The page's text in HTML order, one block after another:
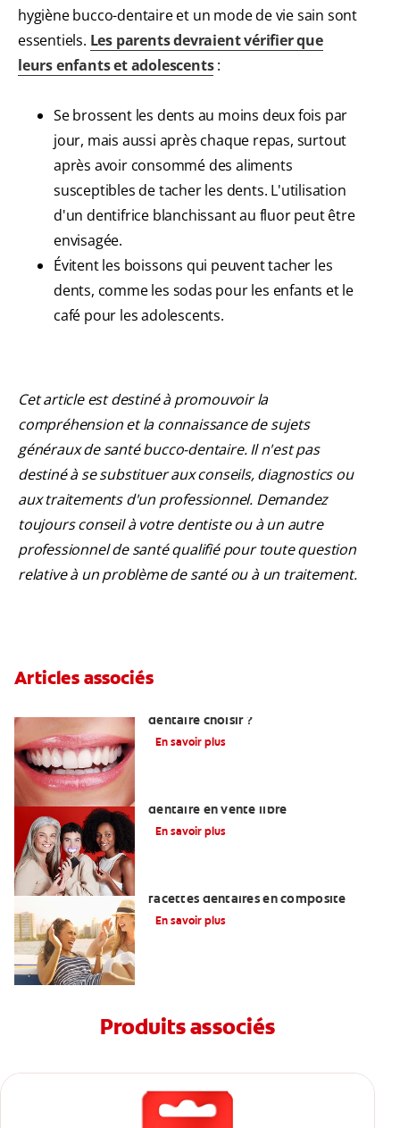
hygiène bucco-dentaire et un mode de vie sain sont
essentiels. Les parents devraient vérifier que
leurs enfants et adolescents:
Se brossent les dents au moins deux fois par
jour, mais aussi après chaque repas, surtout
après avoir consommé des aliments
susceptibles de tacher les dents. L'utilisation
d'un dentifrice blanchissant au fluor peut être
envisagée.
Évitent les boissons qui peuvent tacher les
dents, comme les sodas pour les enfants et le
café pour les adolescents.
Cet article est destiné à promouvoir la
compréhension et la connaissance de sujets
généraux de santé bucco-dentaire. Il n'est pas
destiné à se substituer aux conseils, diagnostics ou
aux traitements d'un professionnel. Demandez
toujours conseil à votre dentiste ou à un autre
professionnel de santé qualifié pour toute question
relative à un problème de santé ou à un traitement.
Articles associés
dentaire choisir ?
En savoir plus
dentaire en vente libre
En savoir plus
facettes dentaires en composite
En savoir plus
Produits associés